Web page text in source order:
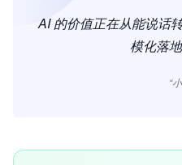
AI 的价值正在从能说话
模化落
“